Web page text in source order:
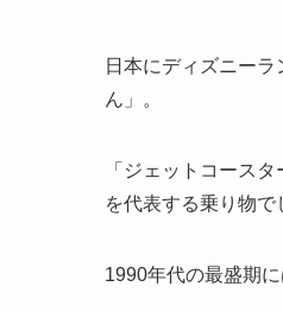
日本にディズニー
ん」。
「ジェットコース
を代表する乗り物で
1990年代の最盛期